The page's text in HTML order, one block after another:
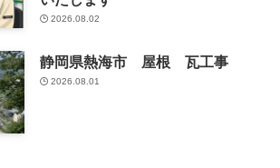
2026.08.02
静岡県熱海市 屋根 瓦工事
2026.08.01